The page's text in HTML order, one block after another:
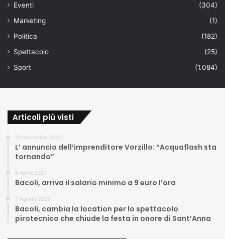
Eventi
(304)
Marketing
(1)
Politica
(182)
Spettacolo
(25)
Sport
(1.084)
Articoli più visti
15 Novembre 2023
L’ annuncio dell’imprenditore Vorzillo: “Acquaflash sta
tornando”
8 Aprile 2024
Bacoli, arriva il salario minimo a 9 euro l’ora
7 Agosto 2023
Bacoli, cambia la location per lo spettacolo
pirotecnico che chiude la festa in onore di Sant’Anna